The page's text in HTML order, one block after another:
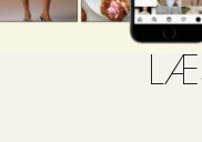
14 forskellige
mest populære
’Fantasy’-